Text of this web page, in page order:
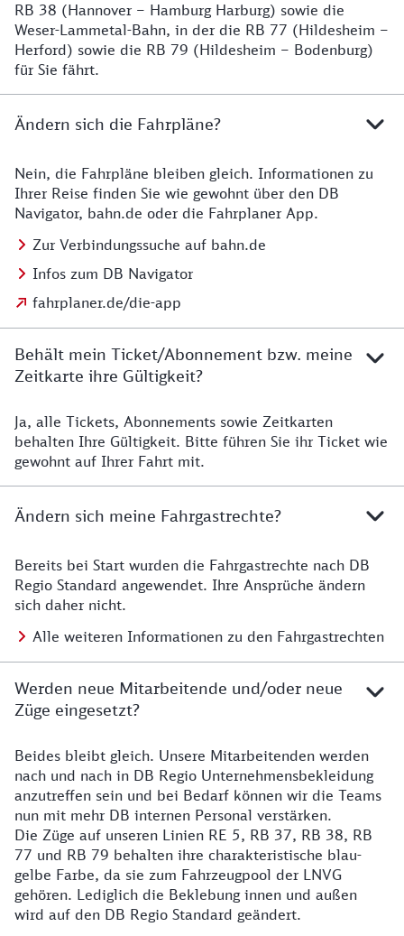
RB 38 (Hannover – Hamburg Harburg) sowie die
Weser-Lammetal-Bahn, in der die RB 77 (Hildesheim –
Herford) sowie die RB 79 (Hildesheim – Bodenburg)
für Sie fährt.
Ändern sich die Fahrpläne?
Details zu den Fahrplänen
Nein, die Fahrpläne bleiben gleich. Informationen zu
Ihrer Reise finden Sie wie gewohnt über den DB
Navigator, bahn.de oder die Fahrplaner App.
Zur Verbindungssuche auf bahn.de
Infos zum DB Navigator
fahrplaner.de/die-app
Behält mein Ticket/Abonnement bzw. meine
Zeitkarte ihre Gültigkeit?
Details zur Zeitkarte
Ja, alle Tickets, Abonnements sowie Zeitkarten
behalten Ihre Gültigkeit. Bitte führen Sie ihr Ticket wie
gewohnt auf Ihrer Fahrt mit.
Ändern sich meine Fahrgastrechte?
Details zu Fahrgastrechten
Bereits bei Start wurden die Fahrgastrechte nach DB
Regio Standard angewendet. Ihre Ansprüche ändern
sich daher nicht.
Alle weiteren Informationen zu den Fahrgastrechten
Werden neue Mitarbeitende und/oder neue
Züge eingesetzt?
Details zu den Mitarbeitenden
Beides bleibt gleich. Unsere Mitarbeitenden werden
nach und nach in DB Regio Unternehmensbekleidung
anzutreffen sein und bei Bedarf können wir die Teams
nun mit mehr DB internen Personal verstärken.
Die Züge auf unseren Linien RE 5, RB 37, RB 38, RB
77 und RB 79 behalten ihre charakteristische blau-
gelbe Farbe, da sie zum Fahrzeugpool der LNVG
gehören. Lediglich die Beklebung innen und außen
wird auf den DB Regio Standard geändert.